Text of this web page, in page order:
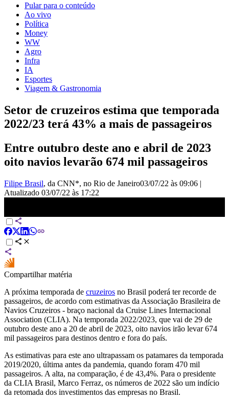
Pular para o conteúdo
Ao vivo
Política
Money
WW
Agro
Infra
IA
Esportes
Viagem & Gastronomia
Setor de cruzeiros estima que temporada
2022/23 terá 43% a mais de passageiros
Entre outubro deste ano e abril de 2023
oito navios levarão 674 mil passageiros
Filipe Brasil, da CNN*, no Rio de Janeiro03/07/22 às 09:06 |
Atualizado 03/07/22 às 17:22
Compartilhar matéria
A próxima temporada de cruzeiros no Brasil poderá ter recorde de
passageiros, de acordo com estimativas da Associação Brasileira de
Navios Cruzeiros - braço nacional da Cruise Lines Internacional
Association (CLIA). Na temporada 2022/2023, que vai de 29 de
outubro deste ano a 20 de abril de 2023, oito navios irão levar 674
mil passageiros para destinos dentro e fora do país.
As estimativas para este ano ultrapassam os patamares da temporada
2019/2020, última antes da pandemia, quando foram 470 mil
passageiros. A alta, na comparação, é de 43,4%. Para o presidente
da CLIA Brasil, Marco Ferraz, os números de 2022 são um indício
da retomada dos investimentos das empresas no Brasil.